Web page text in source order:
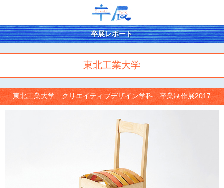
卒展レポート
東北工業大学
東北工業大学 クリエイティブデザイン学科 卒業制作展2017